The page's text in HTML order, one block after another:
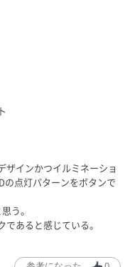
ザインかつイルミネーショ
の点灯パターンをボタンで
う。
であると感じている。